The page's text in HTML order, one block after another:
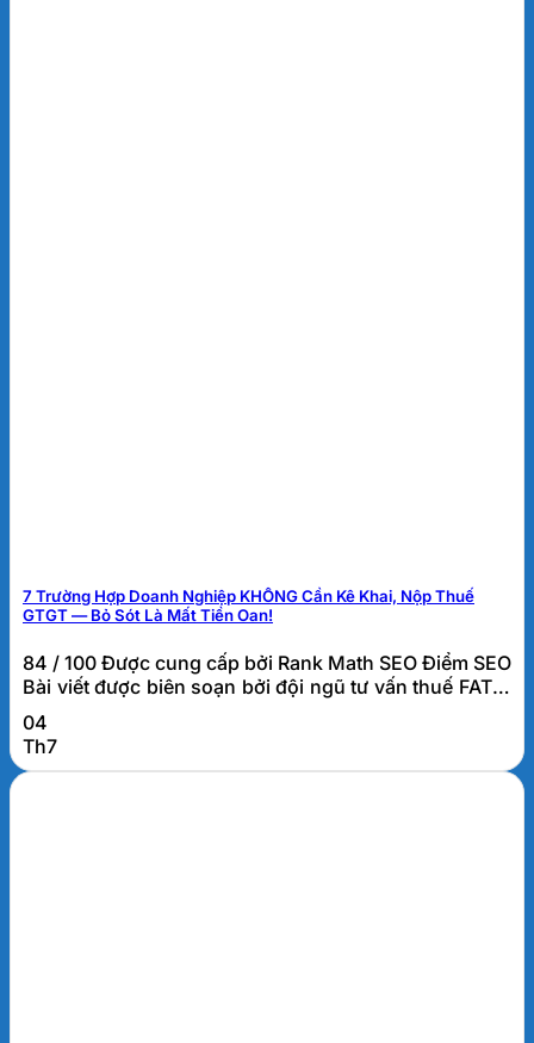
7 Trường Hợp Doanh Nghiệp KHÔNG Cần Kê Khai, Nộp Thuế
GTGT — Bỏ Sót Là Mất Tiền Oan!
84 / 100 Được cung cấp bởi Rank Math SEO Điểm SEO
Bài viết được biên soạn bởi đội ngũ tư vấn thuế FATO.
Các trường hợp không phải kê khai, tính nộp thuế
GTGT là gì? Các trường hợp không phải kê khai, tính
nộp thuế GTGT là những giao dịch tuy phát sinh trong
04
Th7